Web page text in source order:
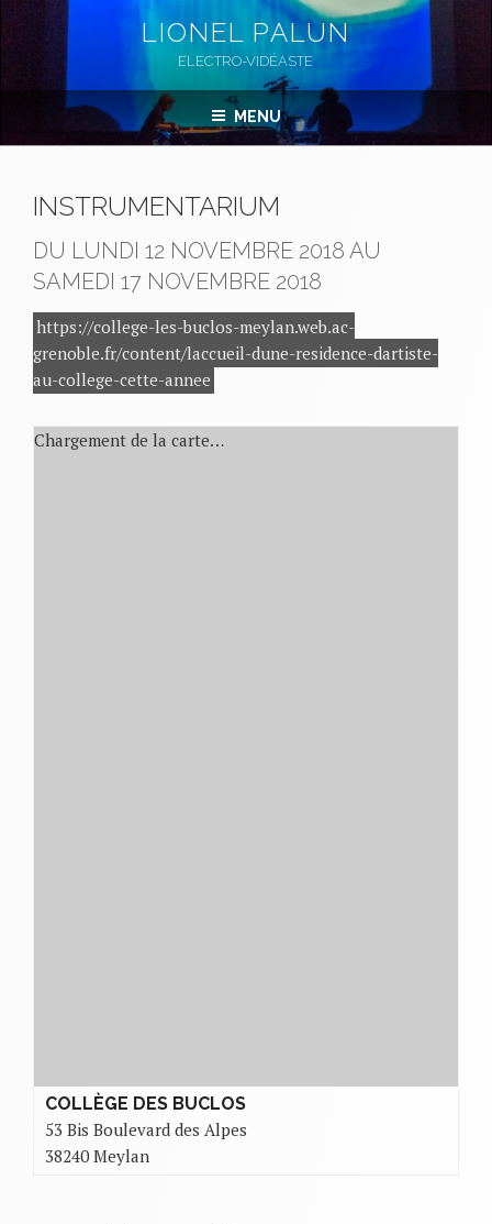
principal
LIONEL PALUN
ELECTRO-VIDÉASTE
MENU
INSTRUMENTARIUM
DU LUNDI 12 NOVEMBRE 2018 AU
SAMEDI 17 NOVEMBRE 2018
https://college-les-buclos-meylan.web.ac-
grenoble.fr/content/laccueil-dune-residence-dartiste-
au-college-cette-annee
Chargement de la carte…
COLLÈGE DES BUCLOS
53 Bis Boulevard des Alpes
38240 Meylan